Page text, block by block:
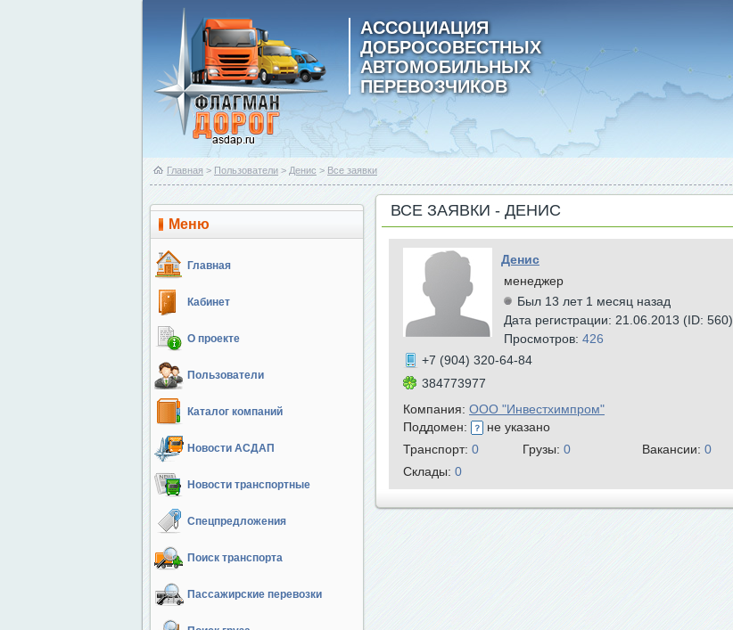
АССОЦИАЦИЯ
ДОБРОСОВЕСТНЫХ
АВТОМОБИЛЬНЫХ
ПЕРЕВОЗЧИКОВ
Главная > Пользователи > Денис > Все заявки
Меню
Главная
Кабинет
О проекте
Пользователи
Каталог компаний
Новости АСДАП
Новости транспортные
Спецпредложения
Поиск транспорта
Пассажирские перевозки
ВСЕ ЗАЯВКИ - ДЕНИС
Денис
менеджер
Был 13 лет 1 месяц назад
Дата регистрации: 21.06.2013 (ID: 560)
Просмотров: 426
+7 (904) 320-64-84
384773977
Компания: ООО "Инвестхимпром"
Поддомен:
не указано
Транспорт: 0 Грузы: 0 Вакансии: 0
Склады: 0